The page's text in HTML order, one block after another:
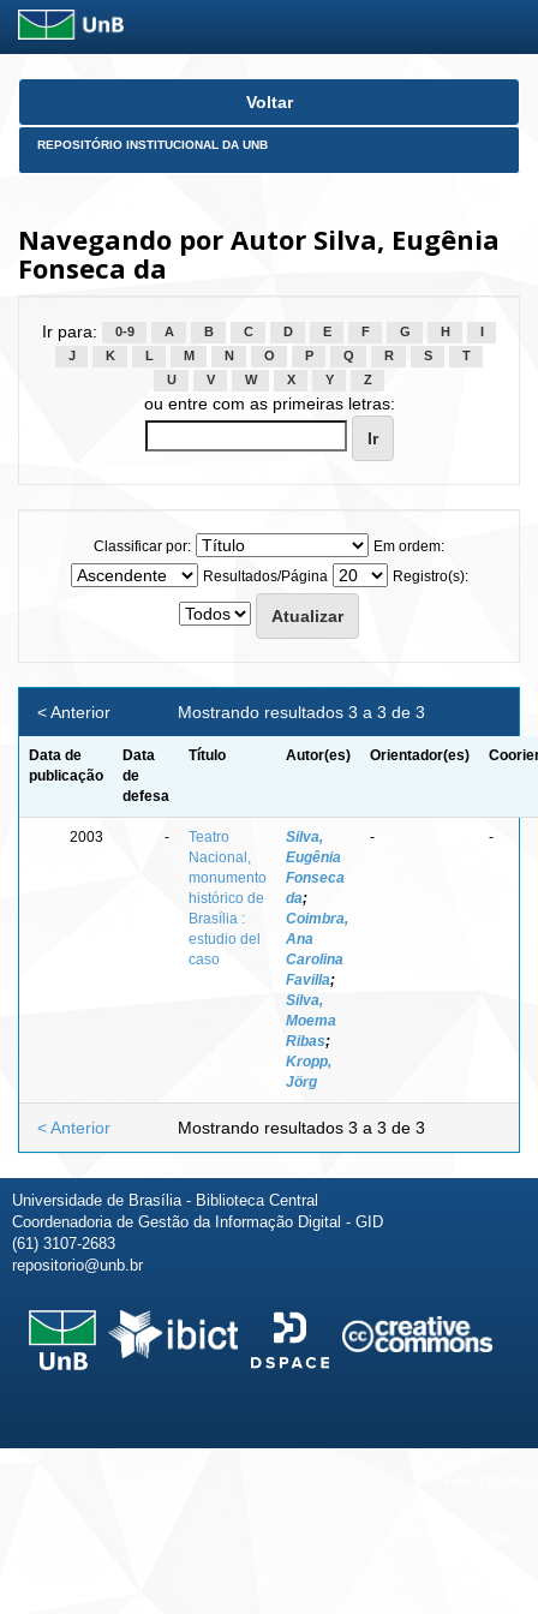
Skip
Voltar
REPOSITÓRIO INSTITUCIONAL DA UNB
Navegando por Autor Silva, Eugênia
Fonseca da
Ir para: 0-9 A B C D E F G H
J
K L M N O P Q R S
T
U
V W X Y Z
ou entre com as primeiras letras:
Classificar por:
Em ordem:
Resultados/Página
Registro(s):
Mostrando resultados 3 a 3 de 3
< Anterior
Data de
publicação
Data
de
defesa
Título Autor(es) Orientador(es)
2003 -
Teatro
Nacional,
monumento
histórico de
Brasília :
estudio del
caso
Silva,
Eugênia
Fonseca
da;
Coimbra,
Ana
Carolina
Favilla;
Silva,
Moema
Ribas;
Kropp,
Jörg
- -
Mostrando resultados 3 a 3 de 3
< Anterior
Universidade de Brasília - Biblioteca Central
Coordenadoria de Gestão da Informação Digital - GID
(61) 3107-2683
repositorio@unb.br